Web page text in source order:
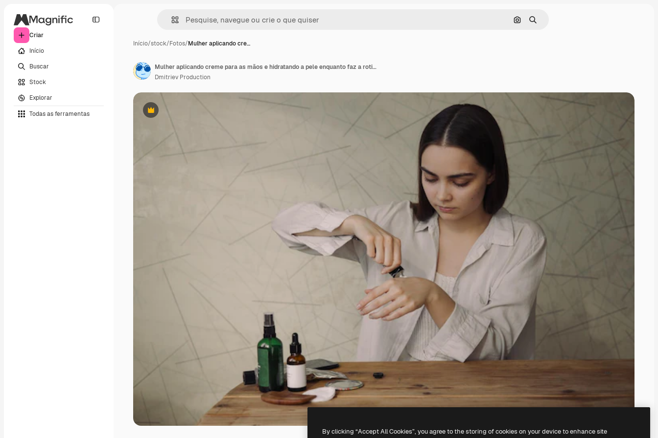
Criar
Início
Buscar
Stock
Explorar
Todas as ferramentas
Pesquisar por imagem
Buscar
Início/stock/Fotos/Mulher aplicando cre…
Premium
Mulher aplicando creme para as mãos e hidratando a pele enquanto faz a rotina de beleza de cuidados com a pele
Dmitriev Production
By clicking “Accept All Cookies”, you agree to the storing of cookies on your device to enhance site